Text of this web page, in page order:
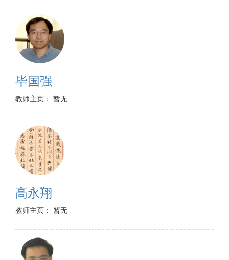
毕国强
教师主页： 暂无
高永翔
教师主页： 暂无